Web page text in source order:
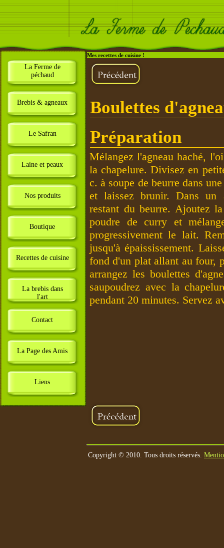
La Ferme de
péchaud
Brebis & agneaux
Le Safran
Laine et peaux
Nos produits
Boutique
Recettes de cuisine
La brebis dans
l'art
Contact
La Page des Amis
Liens
Mes recettes de cuisine !
Boulettes
Préparation
Mélangez l'agneau haché,
la chapelure. Divisez en
c. à soupe de beurre dans
et laissez brunir. Dans un
restant du beurre. Ajoutez
poudre de curry et
progressivement le lait.
jusqu'à épaississement.
fond d'un plat allant au four,
arrangez les boulettes
saupoudrez avec la
pendant 20 minutes. Servez
Copyright © 2010. Tous droits réservés.